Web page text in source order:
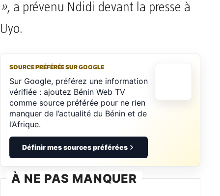
», a prévenu Ndidi devant la presse à
Uyo.
SOURCE PRÉFÉRÉE SUR GOOGLE
Sur Google, préférez une information
vérifiée : ajoutez Bénin Web TV
comme source préférée pour ne rien
manquer de l’actualité du Bénin et de
l’Afrique.
Définir mes sources préférées
À NE PAS MANQUER